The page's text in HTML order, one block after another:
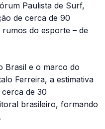
Paulista de Surf,
de cerca de 90
do esporte – de
Brasil e o marco do
Ferreira, a estimativa
de 30
brasileiro, formando